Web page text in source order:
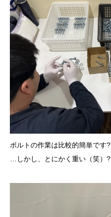
ボルトの作業は比較的簡単です?
…しかし、とにかく重い（笑）?